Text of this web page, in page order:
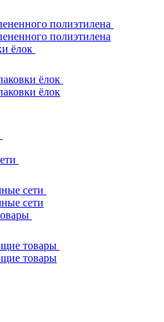
полиэтилена
полиэтилена
ёлок
ёлок
ёлок
сети
сети
товары
товары